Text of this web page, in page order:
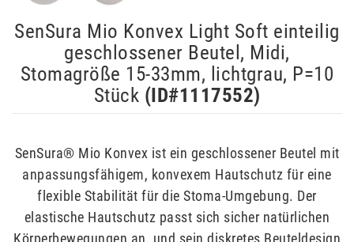
SenSura Mio Konvex Light Soft einteilig
geschlossener Beutel, Midi,
Stomagröße 15-33mm, lichtgrau, P=10
Stück (ID#1117552)
SenSura® Mio Konvex ist ein geschlossener Beutel mit
anpassungsfähigem, konvexem Hautschutz für eine
flexible Stabilität für die Stoma-Umgebung. Der
elastische Hautschutz passt sich sicher natürlichen
Körperbewegungen an, und sein diskretes Beuteldesign